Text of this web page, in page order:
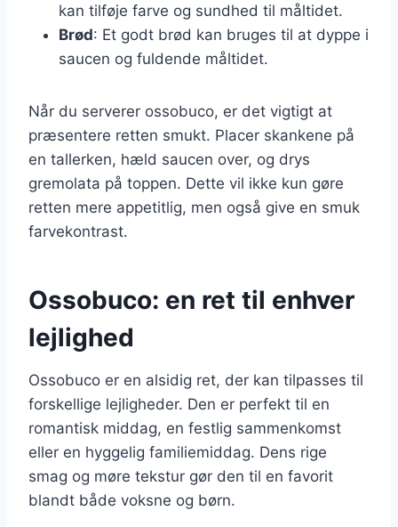
kan tilføje farve og sundhed til måltidet.
Brød: Et godt brød kan bruges til at dyppe i
saucen og fuldende måltidet.
Når du serverer ossobuco, er det vigtigt at
præsentere retten smukt. Placer skankene på
en tallerken, hæld saucen over, og drys
gremolata på toppen. Dette vil ikke kun gøre
retten mere appetitlig, men også give en smuk
farvekontrast.
Ossobuco: en ret til enhver
lejlighed
Ossobuco er en alsidig ret, der kan tilpasses til
forskellige lejligheder. Den er perfekt til en
romantisk middag, en festlig sammenkomst
eller en hyggelig familiemiddag. Dens rige
smag og møre tekstur gør den til en favorit
blandt både voksne og børn.